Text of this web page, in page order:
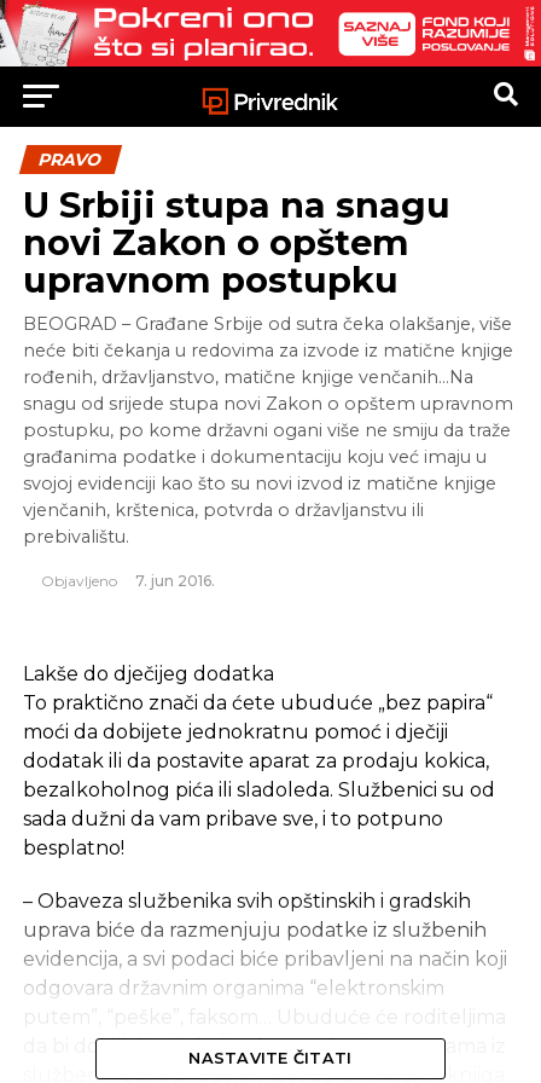
PRAVO
U Srbiji stupa na snagu
novi Zakon o opštem
upravnom postupku
BEOGRAD – Građane Srbije od sutra čeka olakšanje, više
neće biti čekanja u redovima za izvode iz matične knjige
rođenih, državljanstvo, matične knjige venčanih…Na
snagu od srijede stupa novi Zakon o opštem upravnom
postupku, po kome državni ogani više ne smiju da traže
građanima podatke i dokumentaciju koju već imaju u
svojoj evidenciji kao što su novi izvod iz matične knjige
vjenčanih, krštenica, potvrda o državljanstvu ili
prebivalištu.
Objavljeno 7. jun 2016.
Lakše do dječijeg dodatka
To praktično znači da ćete ubuduće „bez papira“
moći da dobijete jednokratnu pomoć i dječiji
dodatak ili da postavite aparat za prodaju kokica,
bezalkoholnog pića ili sladoleda. Službenici su od
sada dužni da vam pribave sve, i to potpuno
besplatno!
– Obaveza službenika svih opštinskih i gradskih
uprava biće da razmenjuju podatke iz službenih
evidencija, a svi podaci biće pribavljeni na način koji
odgovara državnim organima “elektronskim
da bi dobili dječiji dodatak zaposleni u upravama iz
službenih baza pribavljati izvode iz matičnih knjiga
NASTAVITE ČITATI